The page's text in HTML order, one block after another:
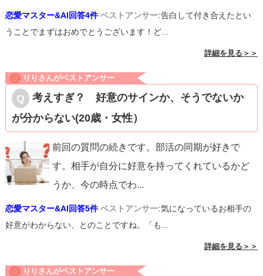
恋愛マスター&AI回答4件 ベストアンサー:告白して付き合えたとい
うことでまずはおめでとうございます！ど...
詳細を見る＞＞
りりさんがベストアンサー
考えすぎ？ 好意のサインか、そうでないか
が分からない(20歳・女性）
前回の質問の続きです。部活の同期が好きで
す。相手が自分に好意を持ってくれているかど
うか、今の時点でわ...
恋愛マスター&AI回答5件 ベストアンサー:気になっているお相手の
好意がわからない、とのことですね。「も...
詳細を見る＞＞
りりさんがベストアンサー